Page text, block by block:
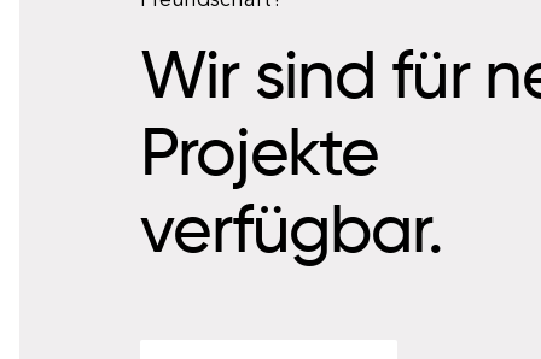
Wir sind für
Projekte
verfügbar.